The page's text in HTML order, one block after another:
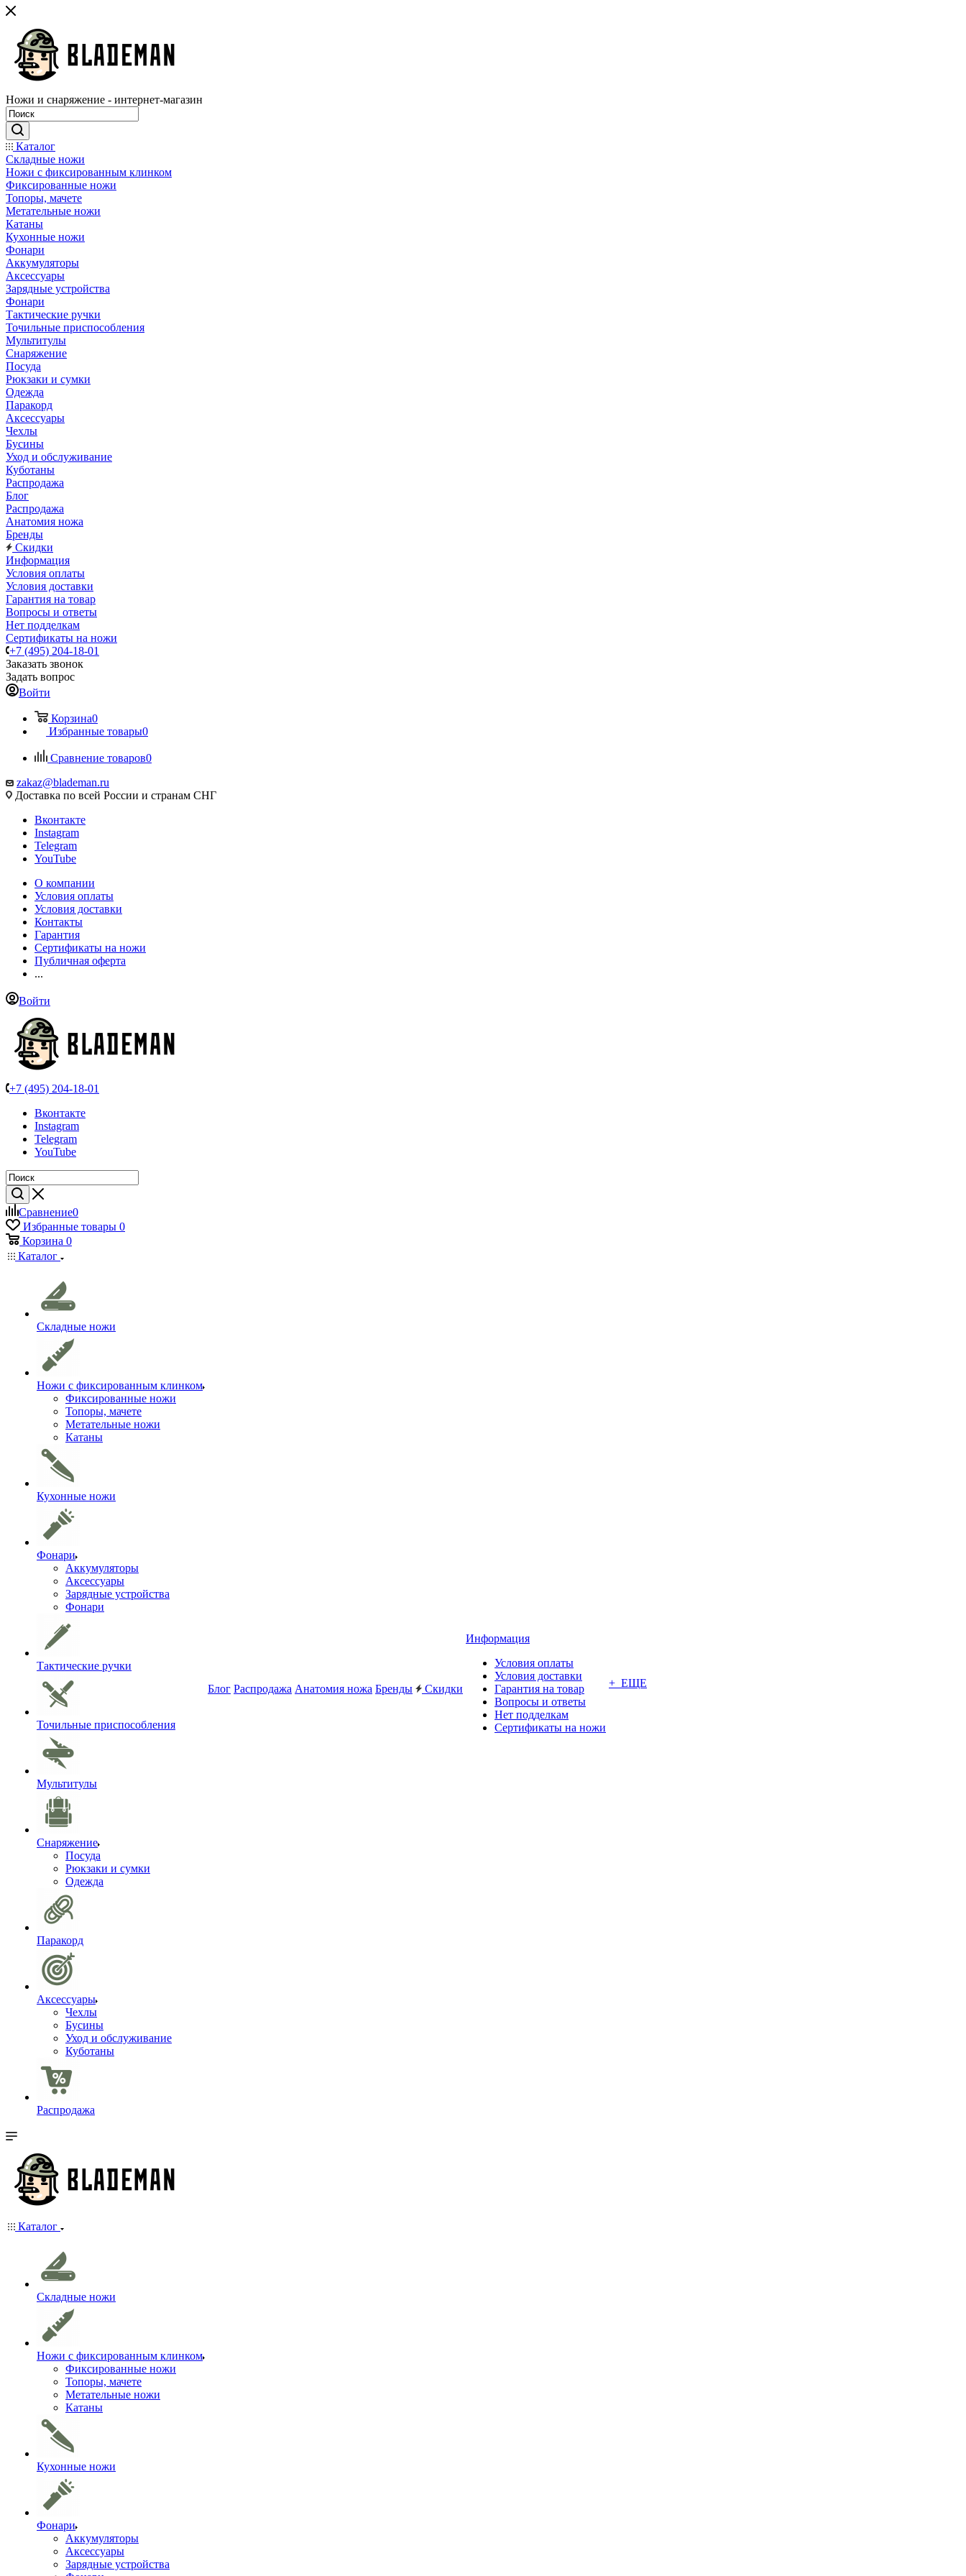
Ножи и снаряжение - интернет-магазин
Каталог
Складные ножи
Ножи с фиксированным клинком
Фиксированные ножи
Топоры, мачете
Метательные ножи
Катаны
Кухонные ножи
Фонари
Аккумуляторы
Аксессуары
Зарядные устройства
Фонари
Тактические ручки
Точильные приспособления
Мультитулы
Снаряжение
Посуда
Рюкзаки и сумки
Одежда
Паракорд
Аксессуары
Чехлы
Бусины
Уход и обслуживание
Куботаны
Распродажа
Блог
Распродажа
Анатомия ножа
Бренды
Скидки
Информация
Условия оплаты
Условия доставки
Гарантия на товар
Вопросы и ответы
Нет подделкам
Сертификаты на ножи
+7 (495) 204-18-01
Заказать звонок
Задать вопрос
Войти
Корзина0
Избранные товары0
Сравнение товаров0
zakaz@blademan.ru
Доставка по всей России и странам СНГ
Вконтакте
Instagram
Telegram
YouTube
О компании
Условия оплаты
Условия доставки
Контакты
Гарантия
Сертификаты на ножи
Публичная оферта
...
Войти
+7 (495) 204-18-01
Вконтакте
Instagram
Telegram
YouTube
Сравнение0
Избранные товары 0
Корзина 0
Каталог
Складные ножи
Ножи с фиксированным клинком
Фиксированные ножи
Топоры, мачете
Метательные ножи
Катаны
Кухонные ножи
Фонари
Аккумуляторы
Аксессуары
Зарядные устройства
Фонари
Тактические ручки
Точильные приспособления
Мультитулы
Снаряжение
Посуда
Рюкзаки и сумки
Одежда
Паракорд
Аксессуары
Чехлы
Бусины
Уход и обслуживание
Куботаны
Распродажа
Блог Распродажа Анатомия ножа Бренды Скидки
Информация
Условия оплаты
Условия доставки
Гарантия на товар
Вопросы и ответы
Нет подделкам
Сертификаты на ножи
+ ЕЩЕ
Каталог
Складные ножи
Ножи с фиксированным клинком
Фиксированные ножи
Топоры, мачете
Метательные ножи
Катаны
Кухонные ножи
Фонари
Аккумуляторы
Аксессуары
Зарядные устройства